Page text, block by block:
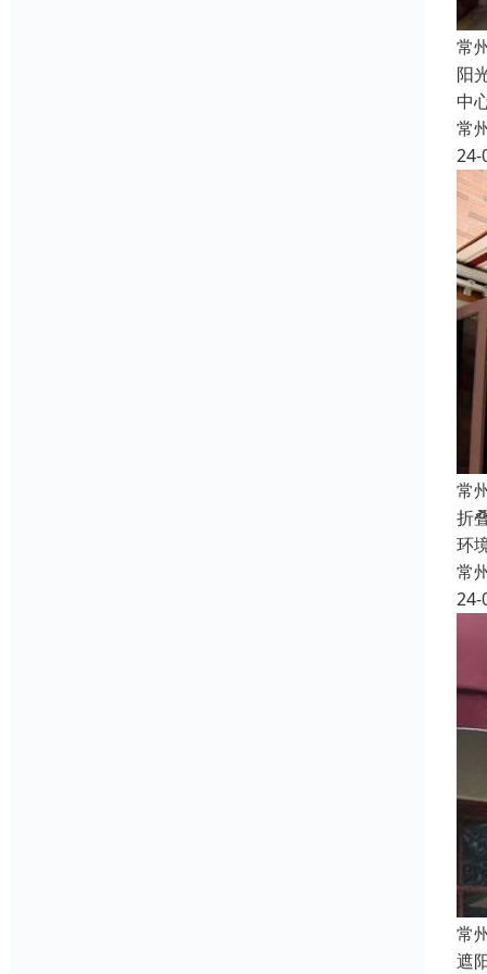
常
阳
中
常
24-
常
折
环
常
24-
常
遮